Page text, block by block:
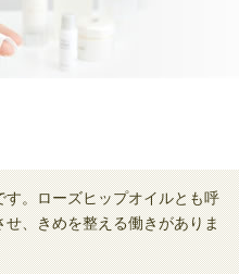
。ローズヒップオイルとも呼
、きめを整える働きがありま